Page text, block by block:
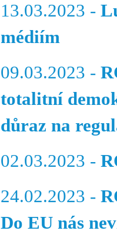
13.03.2023 -
médiím
09.03.2023 -
totalitní
důraz na
02.03.2023 -
24.02.2023 -
Do EU nás